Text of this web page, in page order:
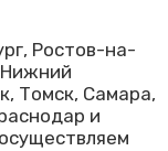
Ростов-на-
Нижний
Томск, Самара,
и